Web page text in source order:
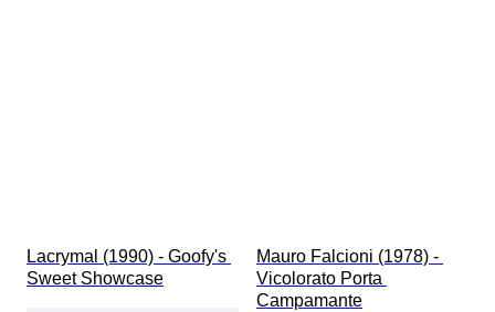
Lacrymal (1990) - Goofy's
Sweet Showcase
Mauro Falcioni (1978) -
Vicolorato Porta
Campamante